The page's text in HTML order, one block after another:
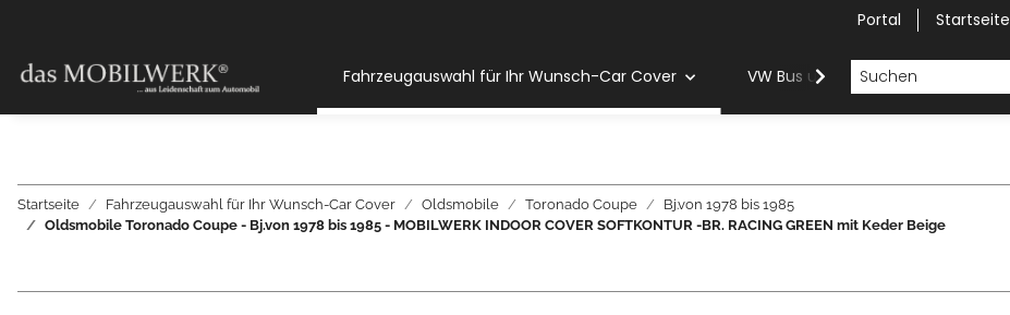
Portal Startseite
Fahrzeugauswahl für Ihr Wunsch-Car Cover VW Bus und Van Car Cover
Startseite Fahrzeugauswahl für Ihr Wunsch-Car Cover Oldsmobile Toronado Coupe
Bj.von 1978 bis 1985
Oldsmobile Toronado Coupe - Bj.von 1978 bis 1985 - MOBILWERK INDOOR COVER SOFTKONTUR -BR. RACING GREEN mit Keder Beige